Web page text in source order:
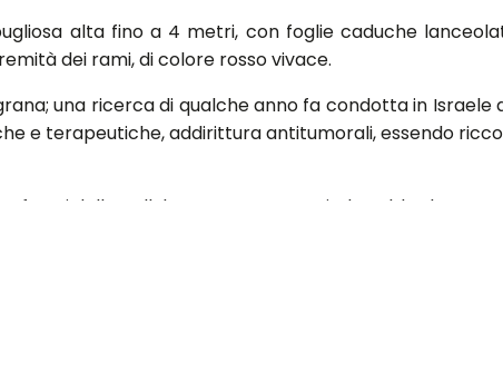
alta fino a 4 metri, con foglie caduche
dei rami, di colore rosso vivace.
una ricerca di qualche anno fa condotta in Israele
e terapeutiche, addirittura antitumorali, essendo
delle cellule cancerose e ne indurrebbe la